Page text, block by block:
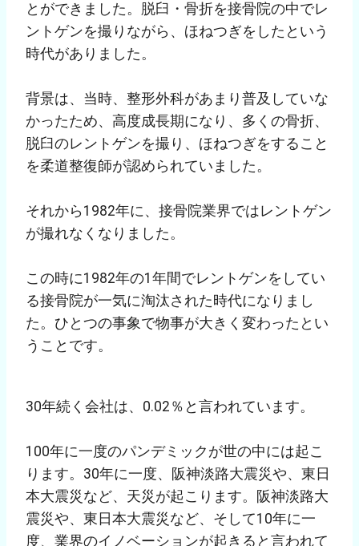
とができました。脱臼・骨折を接骨院の中でレ
ントゲンを撮りながら、ほねつぎをしたという
時代がありました。
背景は、当時、整形外科があまり普及していな
かったため、高度成長期になり、多くの骨折、
脱臼のレントゲンを撮り、ほねつぎをすること
を柔道整復師が認められていました。
それから1982年に、接骨院業界ではレントゲン
が撮れなくなりました。
この時に1982年の1年間でレントゲンをしてい
る接骨院が一気に淘汰された時代になりまし
た。ひとつの事象で物事が大きく変わったとい
うことです。
30年続く会社は、0.02％と言われています。
100年に一度のパンデミックが世の中には起こ
ります。30年に一度、阪神淡路大震災や、東日
本大震災など、天災が起こります。阪神淡路大
震災や、東日本大震災など、そして10年に一
度、業界のイノベーションが起きると言われて